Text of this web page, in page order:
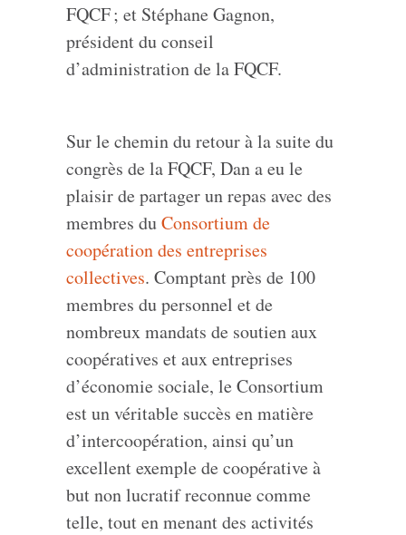
FQCF ; et Stéphane Gagnon,
président du conseil
d’administration de la FQCF.
Sur le chemin du retour à la suite du
congrès de la FQCF, Dan a eu le
plaisir de partager un repas avec des
membres duConsortium de
coopération des entreprises
collectives. Comptant près de 100
membres du personnel et de
nombreux mandats de soutien aux
coopératives et aux entreprises
d’économie sociale, le Consortium
est un véritable succès en matière
d’intercoopération, ainsi qu’un
excellent exemple de coopérative à
but non lucratif reconnue comme
telle, tout en menant des activités